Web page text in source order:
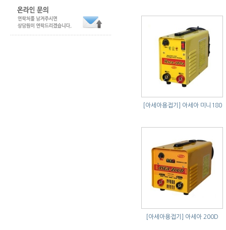
[아세아용접기] 아세아 미니180
[아세아용접기] 아세아 200D